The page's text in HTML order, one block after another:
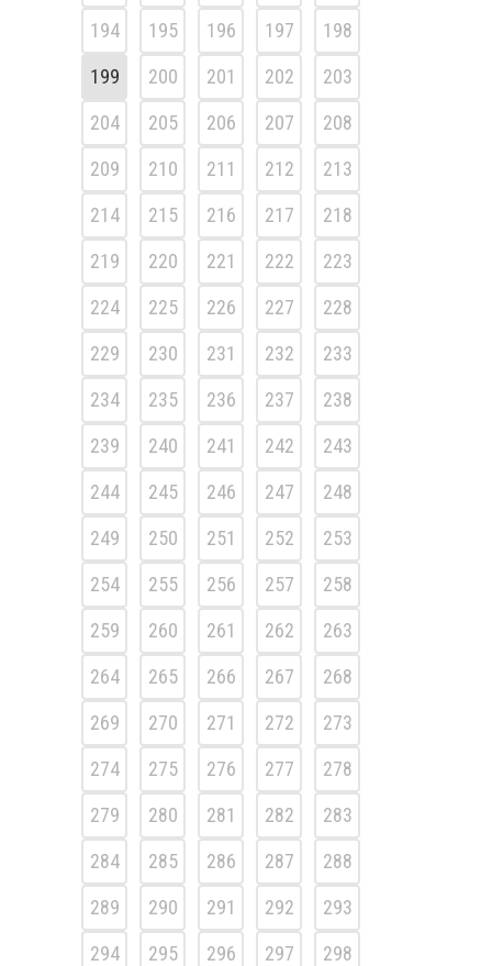
194
195 196 197
198
199
200 201 202
203
204
205 206 207
208
209
210 211 212
213
214
215 216 217
218
219
220 221 222
223
224
225 226 227
228
229
230 231 232
233
234
235 236 237
238
239
240 241 242
243
244
245 246 247
248
249
250 251 252
253
254
255 256 257
258
259
260 261 262
263
264
265 266 267
268
269
270 271 272
273
274
275 276 277
278
279
280 281 282
283
284
285 286 287
288
289
290 291 292
293
294
295 296 297
298